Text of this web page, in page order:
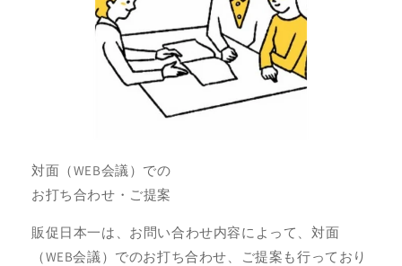
対面（WEB会議）での
お打ち合わせ・ご提案
販促日本一は、お問い合わせ内容によって、対面
（WEB会議）でのお打ち合わせ、ご提案も行っており